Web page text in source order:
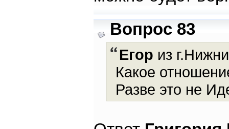
Вопрос 83
Егор из
Какое
Разве это не